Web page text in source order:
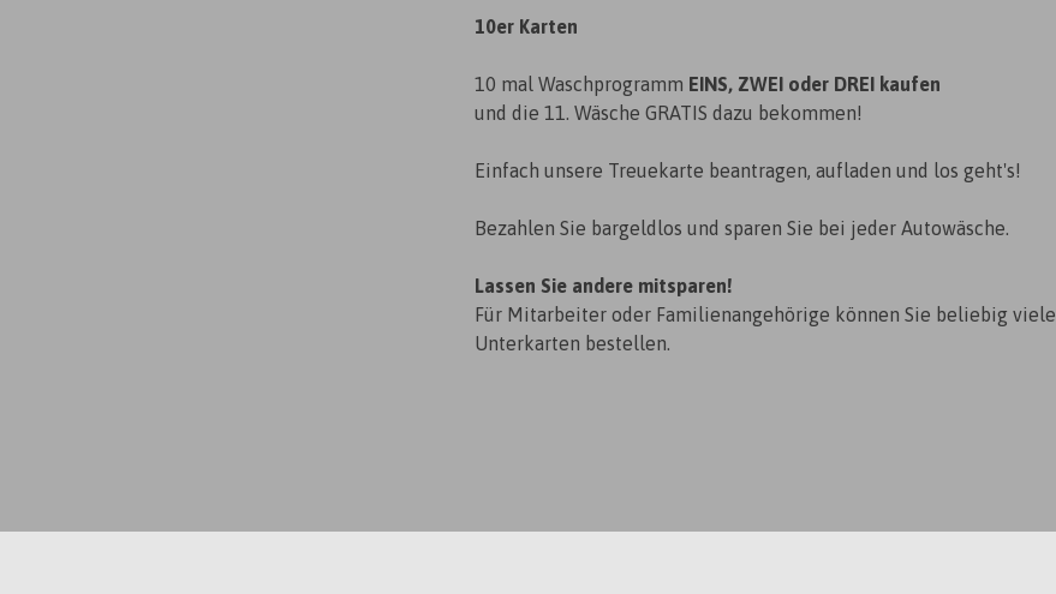
10er Karten
10 mal Waschprogramm EINS, ZWEI oder DREI kaufen
und die 11. Wäsche GRATIS dazu bekommen!
Einfach unsere Treuekarte beantragen, aufladen und los geht's!
Bezahlen Sie bargeldlos und sparen Sie bei jeder Autowäsche.
Lassen Sie andere mitsparen!
Für Mitarbeiter oder Familienangehörige können Sie beliebig viele
Unterkarten bestellen.